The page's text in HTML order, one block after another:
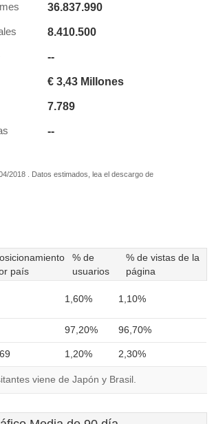
36.837.990
8.410.500
--
€ 3,43 Millones
7.789
--
2018 . Datos estimados, lea el descargo de
país
% de
usuarios
% de vistas de la
página
1,60% 1,10%
97,20% 96,70%
1,20% 2,30%
viene de Japón y Brasil.